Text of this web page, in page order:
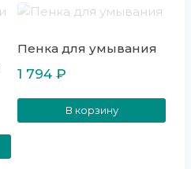
Пенка для умывания
1 794 ₽
В корзину